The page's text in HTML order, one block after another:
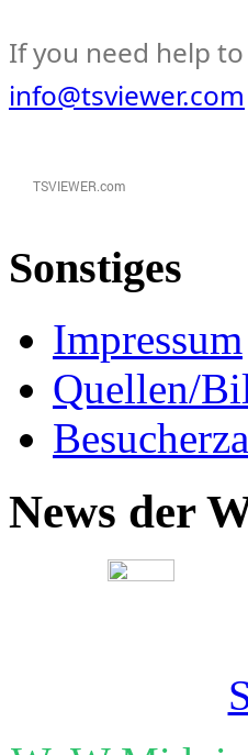
If you need help
info@tsviewer.com
Sonstiges
Impressum
Quellen/
News der